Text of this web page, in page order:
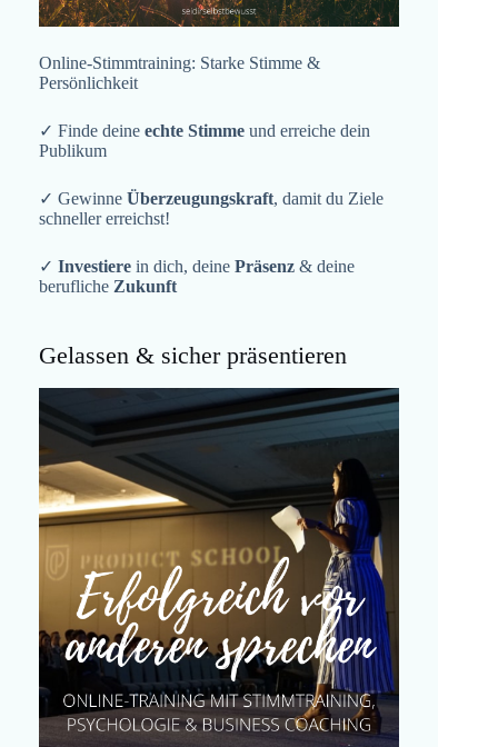
Online-Stimmtraining: Starke Stimme &
Persönlichkeit
✓ Finde deine echte Stimme und erreiche dein
Publikum
✓ Gewinne Überzeugungskraft, damit du Ziele
schneller erreichst!
✓ Investiere in dich, deine Präsenz & deine
berufliche Zukunft
Gelassen & sicher präsentieren